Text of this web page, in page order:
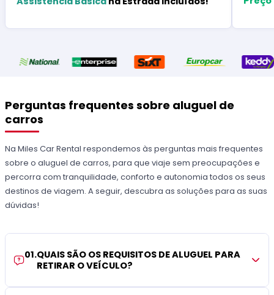
Perguntas frequentes sobre aluguel de
carros
Na Miles Car Rental respondemos às perguntas mais frequentes
sobre o aluguel de carros, para que viaje sem preocupações e
percorra com tranquilidade, conforto e autonomia todos os seus
destinos de viagem. A seguir, descubra as soluções para as suas
dúvidas!
01.QUAIS SÃO OS REQUISITOS DE ALUGUEL PARA
RETIRAR O VEÍCULO?